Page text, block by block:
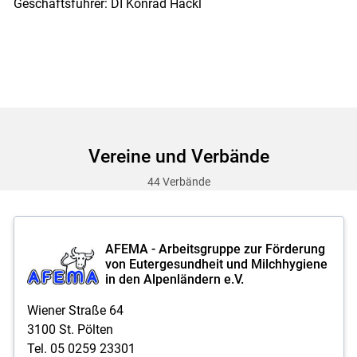
Geschäftsführer: DI Konrad Hackl
Vereine und Verbände
44 Verbände
AFEMA - Arbeitsgruppe zur Förderung
von Eutergesundheit und Milchhygiene
in den Alpenländern e.V.
Wiener Straße 64
3100 St. Pölten
Tel. 05 0259 23301